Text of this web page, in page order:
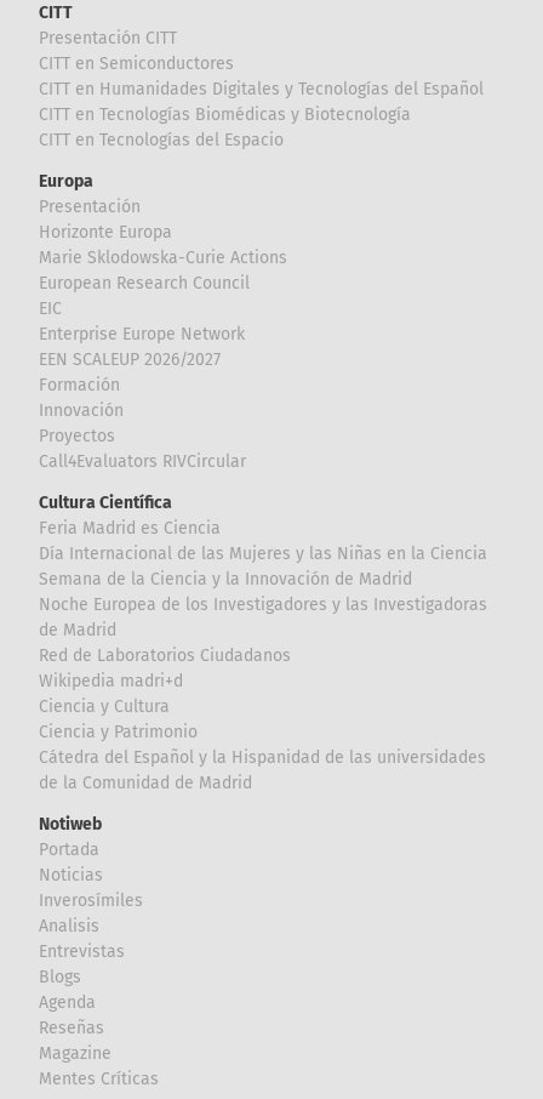
CITT
Presentación CITT
CITT en Semiconductores
CITT en Humanidades Digitales y Tecnologías del Español
CITT en Tecnologías Biomédicas y Biotecnología
CITT en Tecnologías del Espacio
Europa
Presentación
Horizonte Europa
Marie Sklodowska-Curie Actions
European Research Council
EIC
Enterprise Europe Network
EEN SCALEUP 2026/2027
Formación
Innovación
Proyectos
Call4Evaluators RIVCircular
Cultura Científica
Feria Madrid es Ciencia
Día Internacional de las Mujeres y las Niñas en la Ciencia
Semana de la Ciencia y la Innovación de Madrid
Noche Europea de los Investigadores y las Investigadoras
de Madrid
Red de Laboratorios Ciudadanos
Wikipedia madri+d
Ciencia y Cultura
Ciencia y Patrimonio
Cátedra del Español y la Hispanidad de las universidades
de la Comunidad de Madrid
Notiweb
Portada
Noticias
Inverosímiles
Analisis
Entrevistas
Blogs
Agenda
Reseñas
Magazine
Mentes Críticas